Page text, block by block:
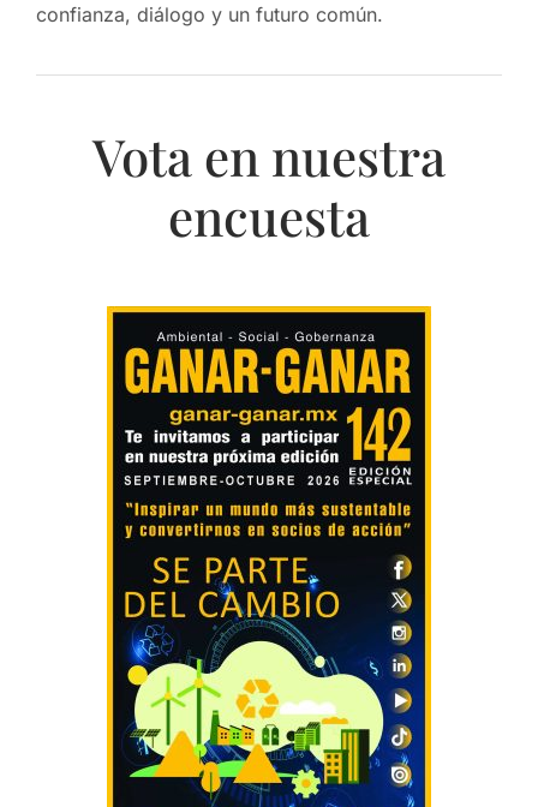
confianza, diálogo y un futuro común.
Vota en nuestra
encuesta